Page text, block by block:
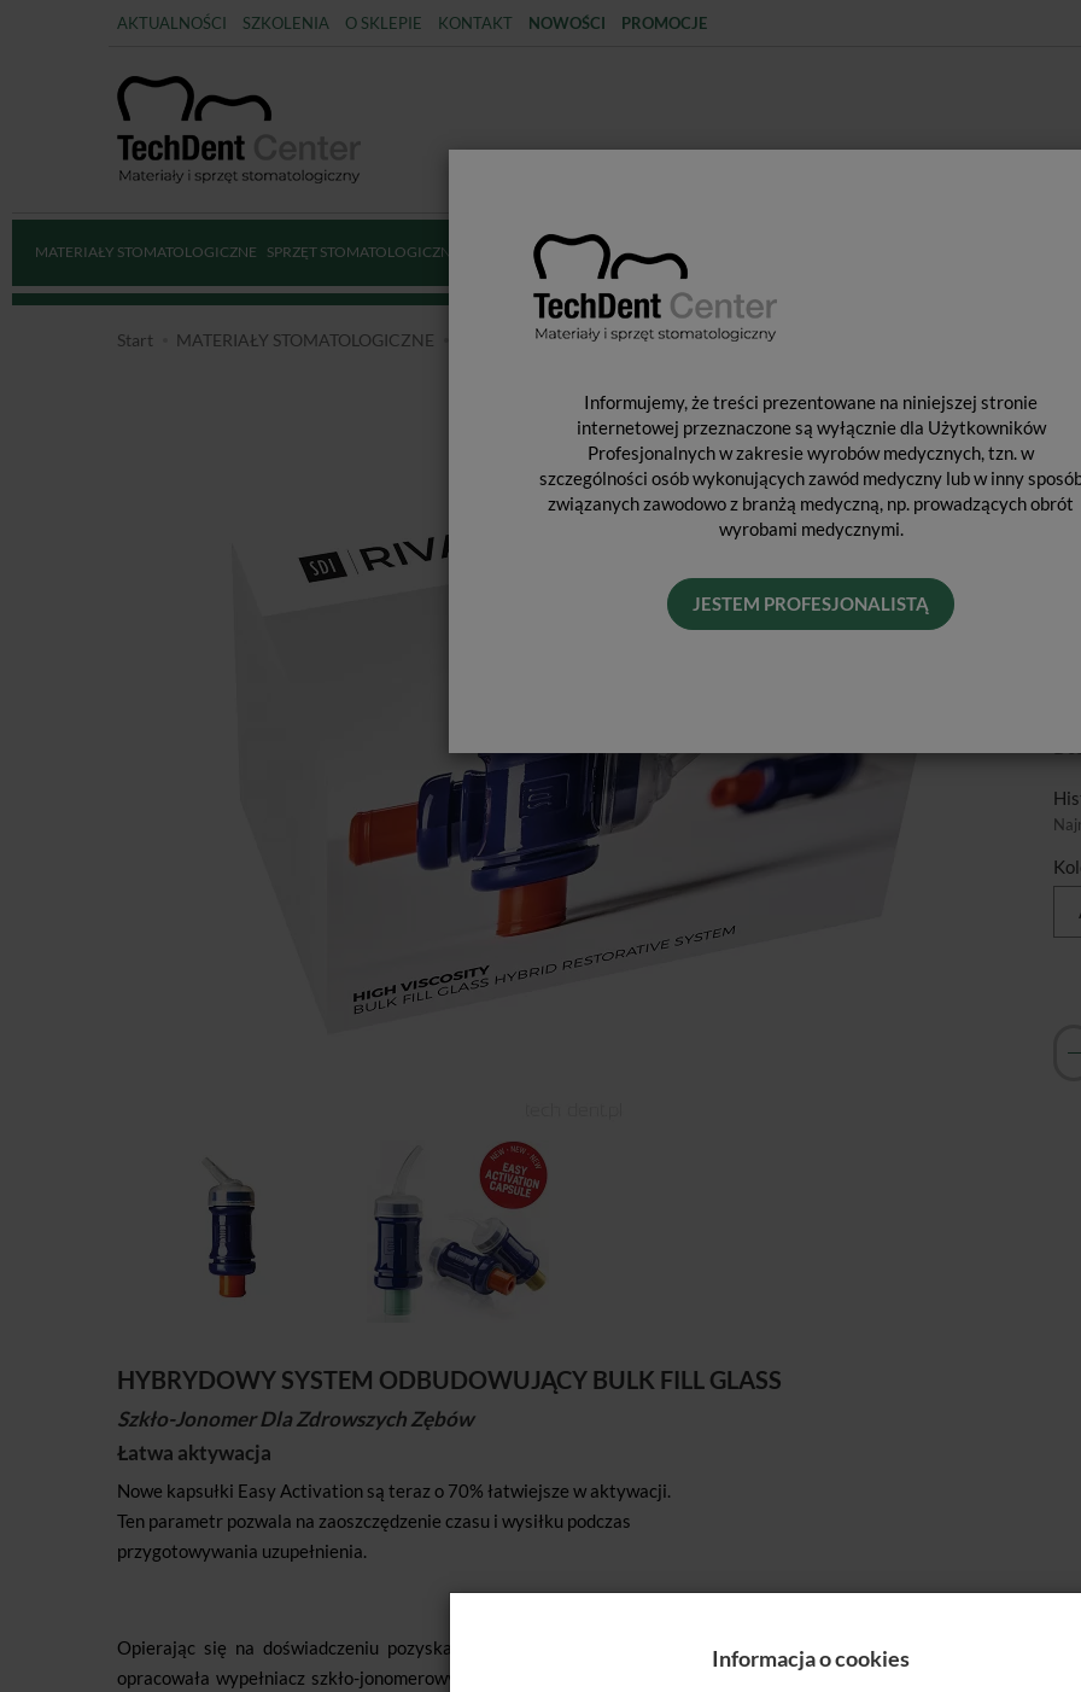
Informujemy, że treści prezentowane na niniejszej stronie
internetowej przeznaczone są wyłącznie dla Użytkowników
Profesjonalnych w zakresie wyrobów medycznych, tzn. w
szczególności osób wykonujących zawód medyczny lub w inny
związanych zawodowo z branżą medyczną, np. prowadzących obrót
wyrobami medycznymi.
JESTEM PROFESJONALISTĄ
AKTUALNOŚCI SZKOLENIA O SKLEPIE KONTAKT NOWOŚCI PROMOCJE
MATERIAŁY STOMATOLOGICZNE SPRZĘT STOMATOLOGICZNY DEZYNFEKCJA STERYLIZACJA
Start MATERIAŁY STOMATOLOGICZNE MATERIAŁY WYPEŁNIAJĄCE I WIĄŻĄCE
HYBRYDOWY SYSTEM ODBUDOWUJĄCY BULK FILL GLASS
Szkło-Jonomer Dla Zdrowszych Zębów
Łatwa aktywacja
Nowe kapsułki Easy Activation są teraz o 70% łatwiejsze w aktywacji.
Ten parametr pozwala na zaoszczędzenie czasu i wysiłku podczas
przygotowywania uzupełnienia.
Opierając się na doświadczeniu pozyskanym w trakcie 50 lat prowadzenia badań dentys-tycznych, firma SDI
opracowała wypełniacz szkło-jonomerowy –
przeznaczony specjalnie do linii produktów Riva, produko-
Informacja o cookies